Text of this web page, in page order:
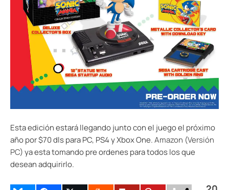
Esta edición estará llegando junto con el juego el próximo
año por $70 dls para PC, PS4 y Xbox One.Amazon (Versión
PC) ya esta tomando pre ordenes para todos los que
desean adquirirlo.